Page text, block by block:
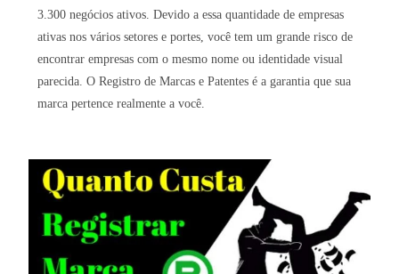
3.300 negócios ativos. Devido a essa quantidade de empresas
ativas nos vários setores e portes, você tem um grande risco de
encontrar empresas com o mesmo nome ou identidade visual
parecida. O Registro de Marcas e Patentes é a garantia que sua
marca pertence realmente a você.